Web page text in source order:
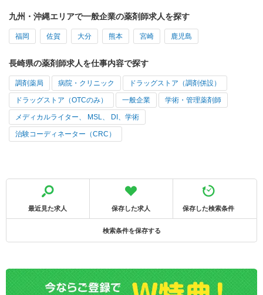
九州・沖縄エリアで一般企業の薬剤師求人を探す
福岡 佐賀 大分 熊本 宮崎 鹿児島
長崎県の薬剤師求人を仕事内容で探す
調剤薬局 病院・クリニック ドラッグストア（調剤併設）
ドラッグストア（OTCのみ） 一般企業 学術・管理薬剤師
メディカルライター、 MSL、 DI、学術
治験コーディネーター（CRC）
最近見た求人 保存した求人 保存した検索条件
検索条件を保存する